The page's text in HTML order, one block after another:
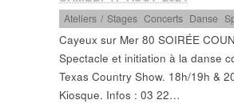
Ateliers / Stages ,Concerts Danse ,
Cayeux sur Mer 80 SOIRÉE
Spectacle et initiation à la danse
Texas Country Show. 18h/19h &
Kiosque. Infos : 03 22…